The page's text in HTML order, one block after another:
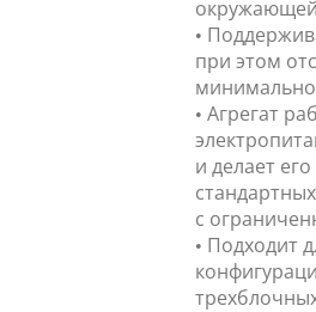
•
при этом
• Агрегат
и делает
с
• Подходит